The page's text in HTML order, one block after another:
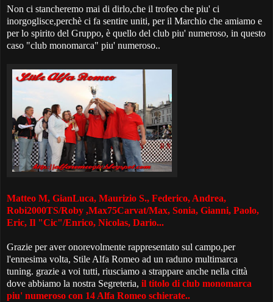
Non ci stancheremo mai di dirlo,che il trofeo che piu' ci
inorgoglisce,perchè ci fa sentire uniti, per il Marchio che amiamo e
per lo spirito del Gruppo, è quello del club piu' numeroso, in questo
caso "club monomarca" piu' numeroso..
Matteo M, GianLuca, Maurizio S., Federico, Andrea,
Robi2000TS/Roby ,Max75Carvat/Max, Sonia, Gianni, Paolo,
Eric, Il "Cic"/Enrico, Nicolas, Dario...
Grazie per aver onorevolmente rappresentato sul campo,per
l'ennesima volta, Stile Alfa Romeo ad un raduno multimarca
tuning. grazie a voi tutti, riusciamo a strappare anche nella città
dove abbiamo la nostra Segreteria, il titolo di club monomarca
piu' numeroso con 14 Alfa Romeo schierate..